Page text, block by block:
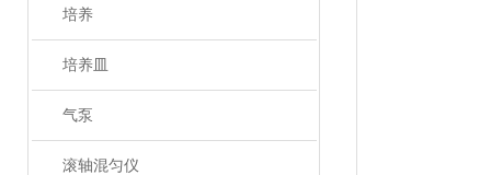
培养
培养皿
气泵
滚轴混匀仪